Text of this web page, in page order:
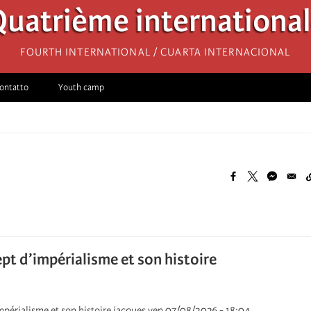
Fourth International / Cuarta Internacional
Youth camp
d’impérialisme et son histoire